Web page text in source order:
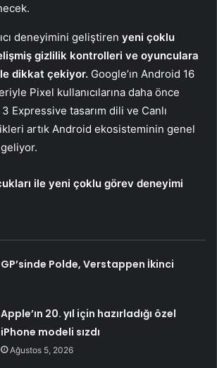
deneyimini geliştiren yeni çoklu
gizlilik kontrolleri ve oyunculara
dikkat çekiyor. Google’ın Android 16
Pixel kullanıcılarına daha önce
Expressive tasarım dili ve Canlı
artık Android ekosisteminin genel
ile yeni çoklu görev deneyimi
Polde, Verstappen İkinci
Apple’ın 20. yıl için hazırladığı özel
iPhone modeli sızdı
Ağustos 5, 2026